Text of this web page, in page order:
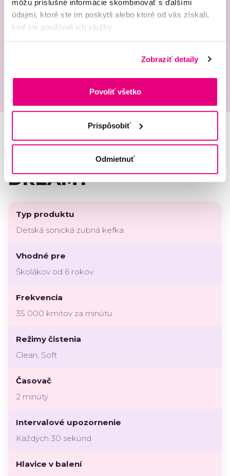
môžu príslušné informácie skombinovať s ďalšími
údajmi, ktoré ste im poskytli alebo ktoré od vás získali,
keď ste používali ich služby.
Zobraziť detaily
Povoliť všetko
Prispôsobiť
Odmietnuť